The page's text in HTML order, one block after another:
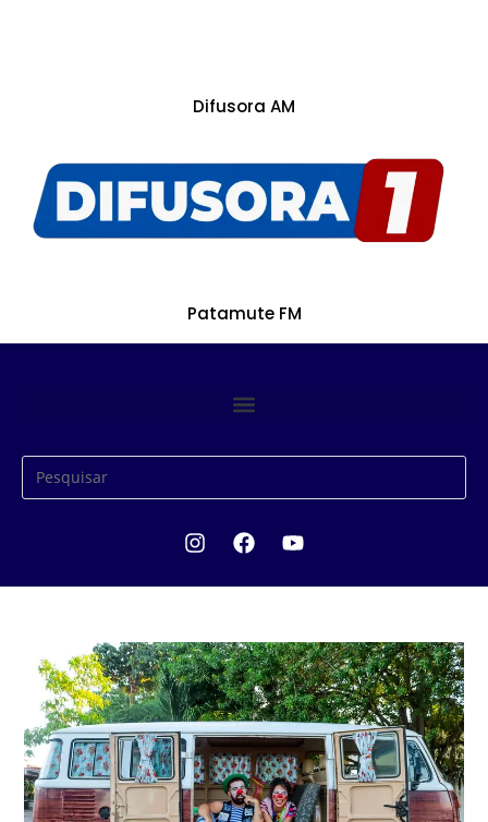
Difusora AM
Patamute FM